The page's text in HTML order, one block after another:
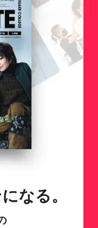
なる。